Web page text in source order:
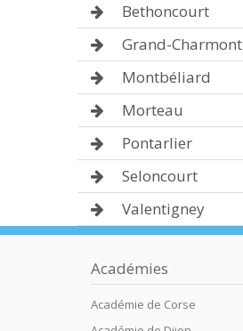
Bethoncourt
Grand-Charmont
Montbéliard
Morteau
Pontarlier
Seloncourt
Valentigney
Académies
Académie de Corse